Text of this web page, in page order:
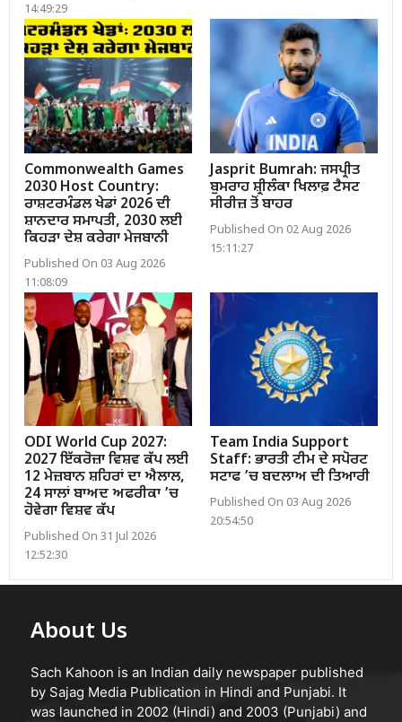
14:49:29
Commonwealth Games
2030 Host Country:
ਰਾਸ਼ਟਰਮੰਡਲ ਖੇਡਾਂ 2026 ਦੀ
ਸ਼ਾਨਦਾਰ ਸਮਾਪਤੀ, 2030 ਲਈ
ਕਿਹੜਾ ਦੇਸ਼ ਕਰੇਗਾ ਮੇਜਬਾਨੀ
Published On 03 Aug 2026
11:08:09
Jasprit Bumrah: ਜਸਪ੍ਰੀਤ
ਬੁਮਰਾਹ ਸ਼੍ਰੀਲੰਕਾ ਖਿਲਾਫ਼ ਟੈਸਟ
ਸੀਰੀਜ਼ ਤੋਂ ਬਾਹਰ
Published On 02 Aug 2026
15:11:27
ODI World Cup 2027:
2027 ਇੱਕਰੋਜ਼ਾ ਵਿਸ਼ਵ ਕੱਪ ਲਈ
12 ਮੇਜ਼ਬਾਨ ਸ਼ਹਿਰਾਂ ਦਾ ਐਲਾਲ,
24 ਸਾਲਾਂ ਬਾਅਦ ਅਫਰੀਕਾ ’ਚ
ਹੋਵੇਗਾ ਵਿਸ਼ਵ ਕੱਪ
Published On 31 Jul 2026
12:52:30
Team India Support
Staff: ਭਾਰਤੀ ਟੀਮ ਦੇ ਸਪੋਰਟ
ਸਟਾਫ ’ਚ ਬਦਲਾਅ ਦੀ ਤਿਆਰੀ
Published On 03 Aug 2026
20:54:50
About Us
Sach Kahoon is an Indian daily newspaper published
by Sajag Media Publication in Hindi and Punjabi. It
was launched in 2002 (Hindi) and 2003 (Punjabi) and